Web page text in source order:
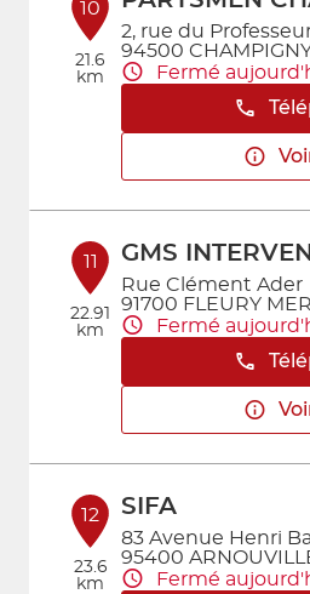
10
21.6
km
2, rue du
94500
Fermé
11
22.91
km
GMS
Rue Clément Ader
91700 FLEURY
Fermé
12
23.6
km
SIFA
83 Avenue Henri
95400
Fermé